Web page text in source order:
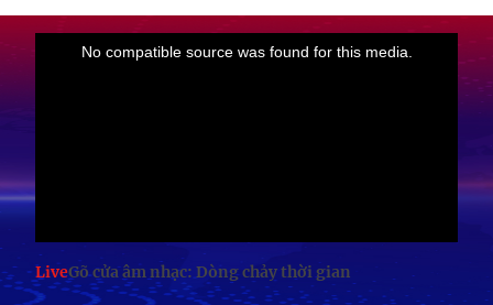
LiveGõ cửa âm nhạc: Dòng chảy thời gian